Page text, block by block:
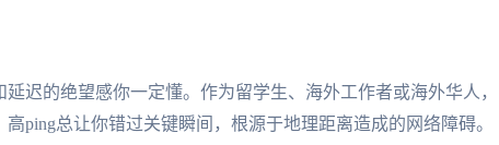
迟的绝望感你一定懂。作为留学生、海外工作者或海外华人，
ping总让你错过关键瞬间，根源于地理距离造成的网络障碍。